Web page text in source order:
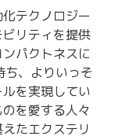
テクノロジー
リティを提供
パクトネスに
、よりいっそ
を実現してい
を愛する人々
たエクステリ